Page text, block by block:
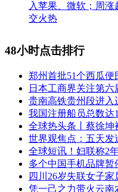
入苹果、微软；周涨
交火热
48小时点击排行
郑州首批51个西瓜便
日本工商界关注第
贵南高铁贵州段进入
我国注册船员总数达
全球热头条丨蔡徐坤
世界观焦点：五天发
全球短讯！妇联称2
多个中国手机品牌暂
四川26岁失联女子
凭一己之力带火云南